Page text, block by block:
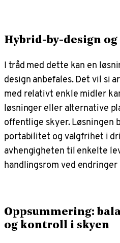
Hybrid-by-design
I tråd med dette kan en
design anbefales. Det vil si
med relativt enkle midler
løsninger eller alternative
offentlige skyer. Løsningen
portabilitet og valgfrihet i
avhengigheten til enkelte
handlingsrom ved
Oppsummering:
og kontroll i skyen